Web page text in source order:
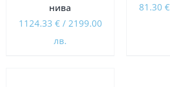
нива
1124.33 € / 2199.00
лв.
81.30€